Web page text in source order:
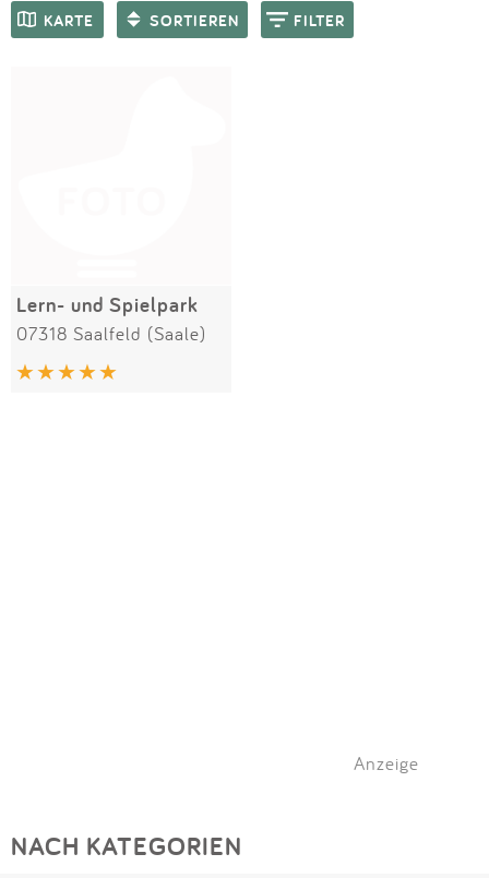
KARTE SORTIEREN FILTER
SPIELGERÄTE
Lern- und Spielpark
07318 Saalfeld (Saale)
Anzeige
NACH KATEGORIEN